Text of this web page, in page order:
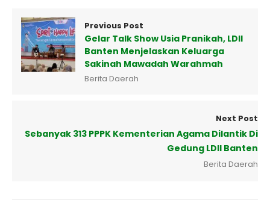
Previous Post
Gelar Talk Show Usia Pranikah, LDII
Banten Menjelaskan Keluarga
Sakinah Mawadah Warahmah
Berita Daerah
Next Post
Sebanyak 313 PPPK Kementerian Agama Dilantik Di
Gedung LDII Banten
Berita Daerah